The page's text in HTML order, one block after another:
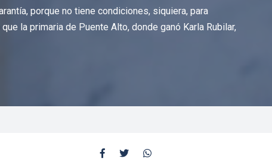
porque no tiene condiciones, siquiera, para
la primaria de Puente Alto, donde ganó Karla Rubilar,